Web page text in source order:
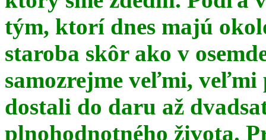
tým, ktorí dnes majú
staroba skôr ako v
samozrejme veľmi, veľmi
dostali do daru až
plnohodnotného života.